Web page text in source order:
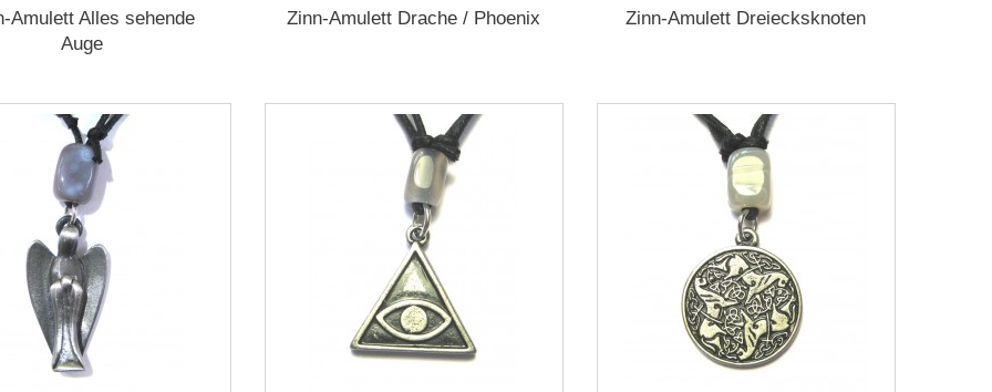
Amulett Alles sehende
Auge
Zinn-Amulett Drache / Phoenix Zinn-Amulett Dreiecksknoten